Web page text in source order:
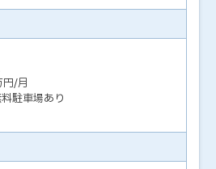
/月
駐車場あり